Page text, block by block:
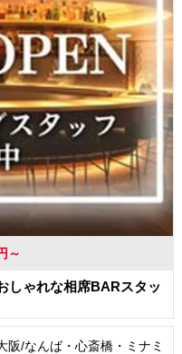
～
しゃれな相席BARスタッ
阪/なんば・心斎橋・ミナミ